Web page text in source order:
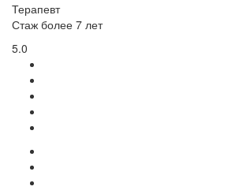
Терапевт
Стаж более 7 лет
5.0